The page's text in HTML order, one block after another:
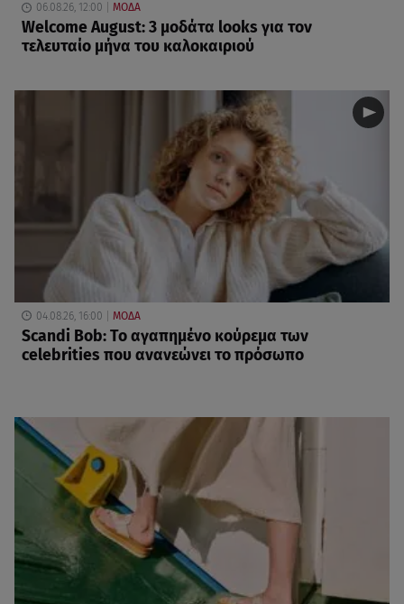
06.08.26, 12:00 ΜΟΔΑ
Welcome August: 3 μοδάτα looks για τον
τελευταίο μήνα του καλοκαιριού
04.08.26, 16:00 ΜΟΔΑ
Scandi Bob: Το αγαπημένο κούρεμα των
celebrities που ανανεώνει το πρόσωπο